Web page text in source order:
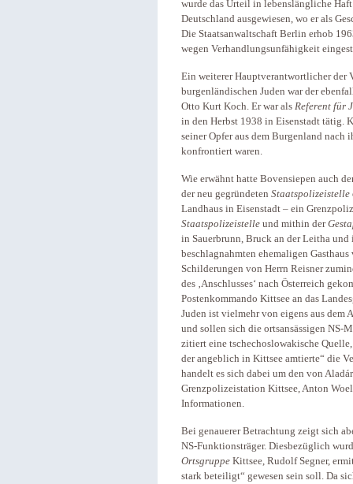
wurde das Urteil in lebenslängliche
Deutschland ausgewiesen, wo er als
Die Staatsanwaltschaft Berlin erhob
wegen Verhandlungsunfähigkeit
Ein weiterer Hauptverantwortlicher der
burgenländischen Juden war der
Otto Kurt Koch. Er war als Referent für
in den Herbst 1938 in Eisenstadt tätig.
seiner Opfer aus dem Burgenland
konfrontiert waren.
Wie erwähnt hatte Bovensiepen auch
der neu gegründeten Staatspolizeistelle
Landhaus in Eisenstadt – ein
Staatspolizeistelle und mithin der
in Sauerbrunn, Bruck an der Leitha
beschlagnahmten ehemaligen
Schilderungen von Herrn Reisner
des ‚Anschlusses‘ nach Österreich
Postenkommando Kittsee an das
Juden ist vielmehr von eigens aus dem
und sollen sich die ortsansässigen NS-
zitiert eine tschechoslowakische
der angeblich in Kittsee amtierte“ die
handelt es sich dabei um den von
Grenzpolizeistation Kittsee, Anton
Informationen.
Bei genauerer Betrachtung zeigt sich
NS-Funktionsträger. Diesbezüglich
Ortsgruppe Kittsee, Rudolf Segner,
stark beteiligt“ gewesen sein soll. Da